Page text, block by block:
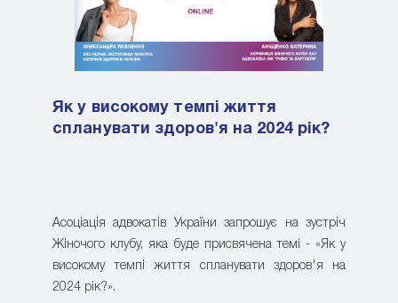
Як у високому темпі життя
спланувати здоров'я на 2024 рік?
Асоціація адвокатів України запрошує на зустріч
Жіночого клубу, яка буде присвячена темі - «Як у
високому темпі життя спланувати здоров'я на
2024 рік?».